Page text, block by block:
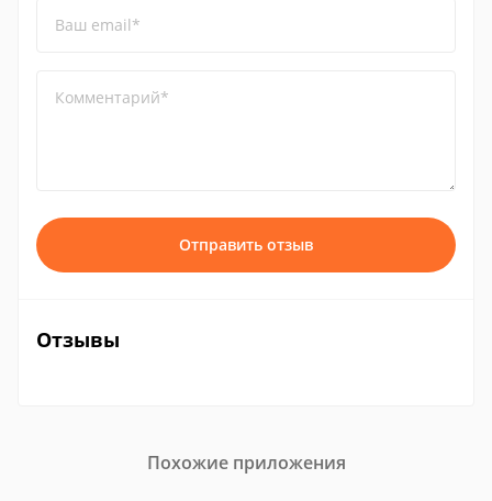
Ваш email*
Комментарий*
Отправить отзыв
Отзывы
Похожие приложения